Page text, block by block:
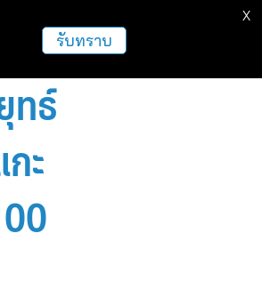
ทธ์
ะ
รับทราบ
X